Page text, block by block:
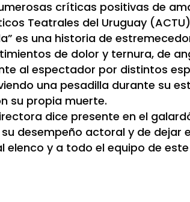
críticas positivas de
Teatrales del Uruguay
es una historia de
de dolor y ternura, de
al espectador por distintos
una pesadilla durante su
su propia muerte.
dice presente en el
desempeño actoral y de dejar
elenco y a todo el equipo de